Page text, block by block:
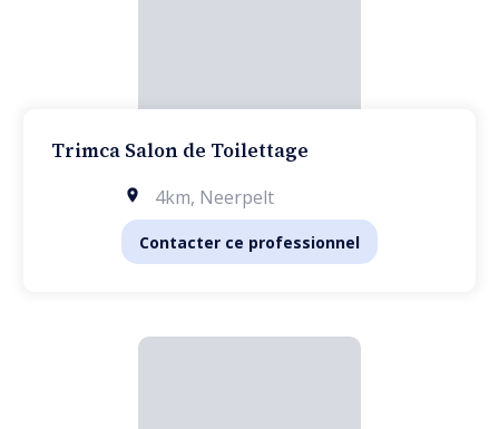
Trimca Salon de Toilettage
4km, Neerpelt
Contacter ce professionnel